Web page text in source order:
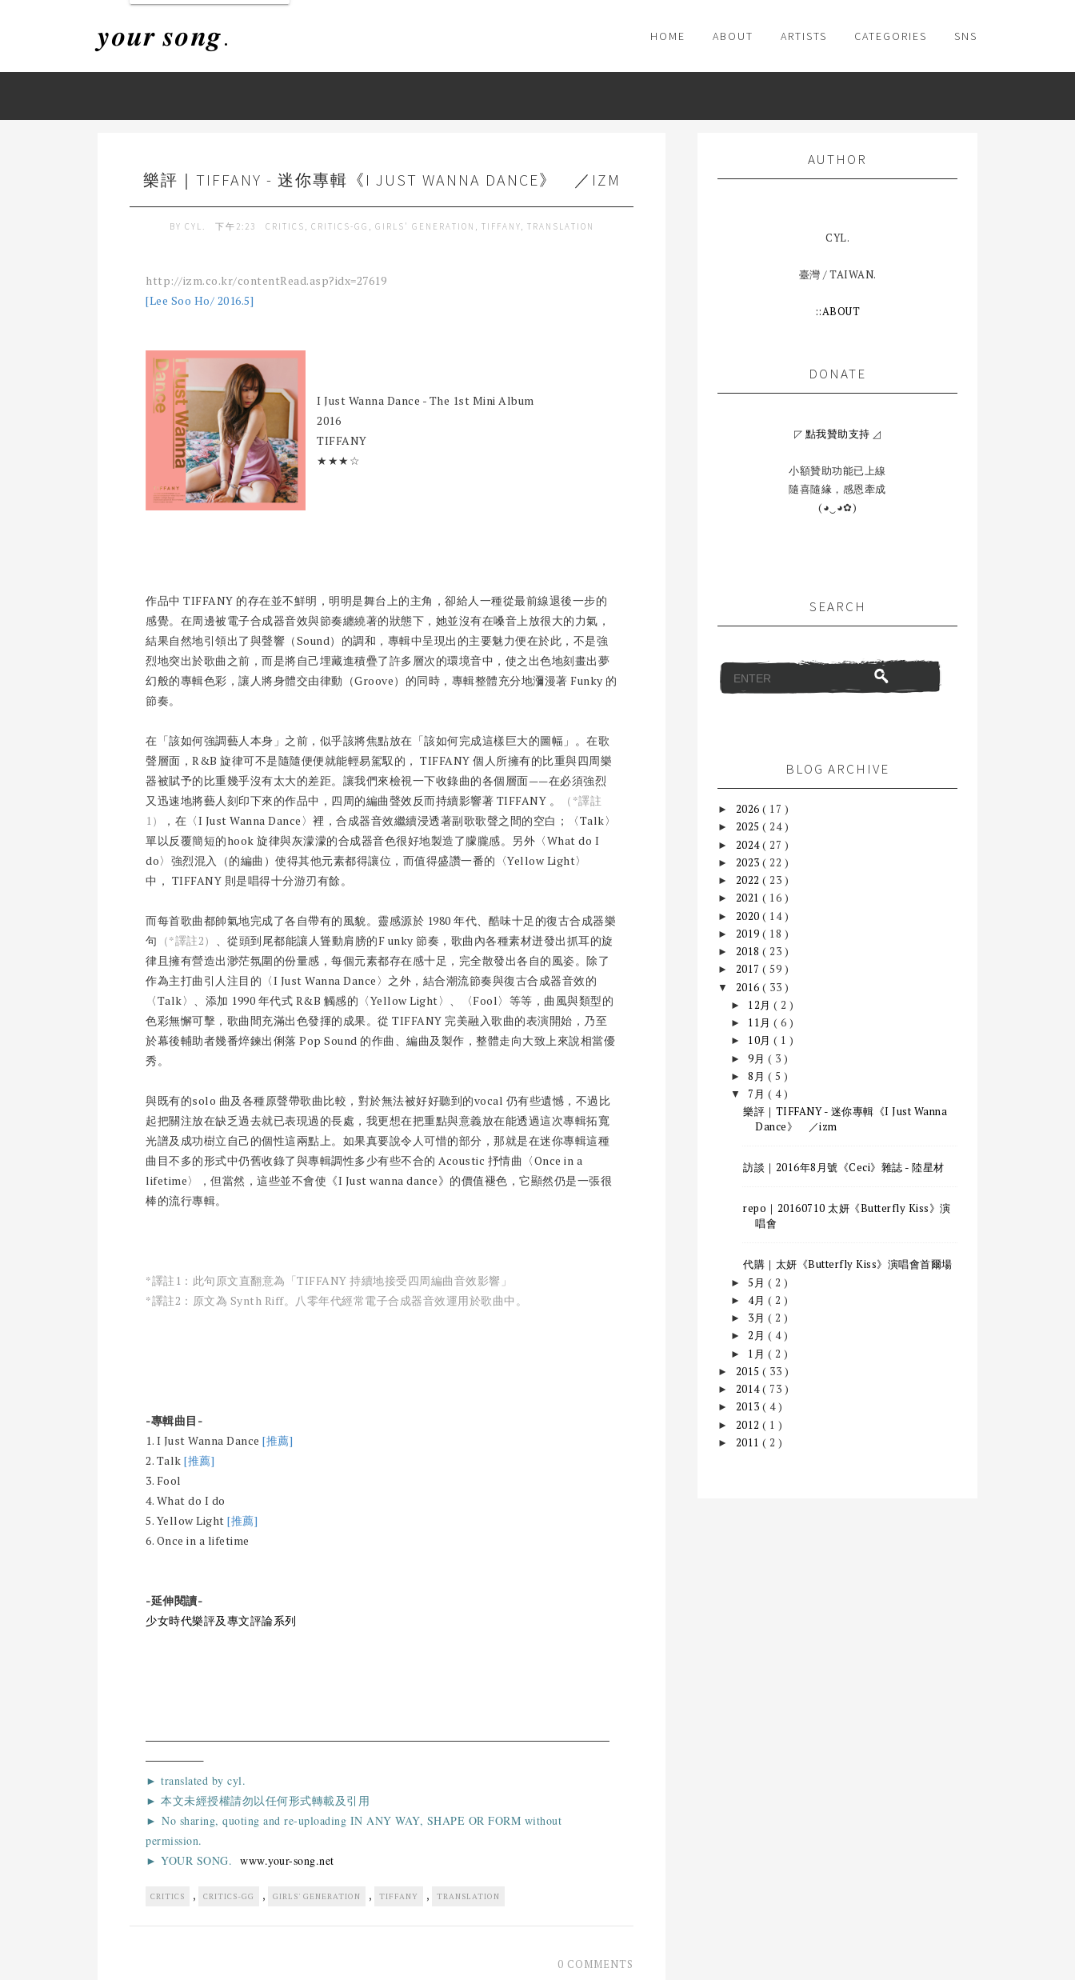
𝒚𝒐𝒖𝒓 𝒔𝒐𝒏𝒈. HOME ABOUT ARTISTS CATEGORIES SNS
樂評｜TIFFANY - 迷你專輯《I JUST WANNA DANCE》 ／IZM
BY CYL. 下午2:23 CRITICS , CRITICS-GG , GIRLS' GENERATION , TIFFANY, TRANSLATION
http://izm.co.kr/contentRead.asp?idx=27619
[Lee Soo Ho/ 2016.5]
I Just Wanna Dance - The 1st Mini Album
2016
TIFFANY
★★★☆
作品中 TIFFANY 的存在並不鮮明，明明是舞台上的主角，卻給人一種從最前線退後一步的
感覺。在周邊被電子合成器音效與節奏纏繞著的狀態下，她並沒有在嗓音上放很大的力氣，
結果自然地引領出了與聲響（Sound）的調和，專輯中呈現出的主要魅力便在於此，不是強
烈地突出於歌曲之前，而是將自己埋藏進積疊了許多層次的環境音中，使之出色地刻畫出夢
幻般的專輯色彩，讓人將身體交由律動（Groove）的同時，專輯整體充分地瀰漫著 Funky 的
節奏。
在「該如何強調藝人本身」之前，似乎該將焦點放在「該如何完成這樣巨大的圖幅」。在歌
聲層面，R&B 旋律可不是隨隨便便就能輕易駕馭的， TIFFANY 個人所擁有的比重與四周樂
器被賦予的比重幾乎沒有太大的差距。讓我們來檢視一下收錄曲的各個層面——在必須強烈
又迅速地將藝人刻印下來的作品中，四周的編曲聲效反而持續影響著 TIFFANY 。
（*譯註
1）
，在〈I Just Wanna Dance〉裡，合成器音效繼續浸透著副歌歌聲之間的空白；〈Talk〉
單以反覆簡短的hook 旋律與灰濛濛的合成器音色很好地製造了朦朧感。另外〈What do I
do〉強烈混入（的編曲）使得其他元素都得讓位，而值得盛讚一番的〈Yellow Light〉
中， TIFFANY 則是唱得十分游刃有餘。
而每首歌曲都帥氣地完成了各自帶有的風貌。靈感源於 1980 年代、酷味十足的復古合成器樂
句 （*譯註2） 、從頭到尾都能讓人聳動肩膀的F unky 節奏，歌曲內各種素材迸發出抓耳的旋
律且擁有營造出渺茫氛圍的份量感，每個元素都存在感十足，完全散發出各自的風姿。除了
作為主打曲引人注目的〈I Just Wanna Dance〉之外，結合潮流節奏與復古合成器音效的
〈Talk〉、添加 1990 年代式 R&B 觸感的〈Yellow Light〉、〈Fool〉等等，曲風與類型的
色彩無懈可擊，歌曲間充滿出色發揮的成果。從 TIFFANY 完美融入歌曲的表演開始，乃至
於幕後輔助者幾番焠鍊出俐落 Pop Sound 的作曲、編曲及製作，整體走向大致上來說相當優
秀。
與既有的solo 曲及各種原聲帶歌曲比較，對於無法被好好聽到的vocal 仍有些遺憾，不過比
起把關注放在缺乏過去就已表現過的長處，我更想在把重點與意義放在能透過這次專輯拓寬
光譜及成功樹立自己的個性這兩點上。如果真要說令人可惜的部分，那就是在迷你專輯這種
曲目不多的形式中仍舊收錄了與專輯調性多少有些不合的 Acoustic 抒情曲〈Once in a
lifetime〉，但當然，這些並不會使《I Just wanna dance》的價值褪色，它顯然仍是一張很
棒的流行專輯。
*譯註1：此句原文直翻意為「TIFFANY 持續地接受四周編曲音效影響」
*譯註2： 原文為 Synth Riff。 八零年代經常電子合成器音效運用於歌曲中。
-專輯曲目-
1. I Just Wanna Dance [推薦]
2. Talk [推薦]
3. Fool
4. What do I do
5. Yellow Light [推薦]
6. Once in a lifetime
-延伸閱讀-
少女時代樂評及專文評論系列
► translated by cyl.
► 本文未經授權請勿以任何形式轉載及引用
► No sharing, quoting and re-uploading IN ANY WAY, SHAPE OR FORM without
permission.
► YOUR SONG. www.your-song.net
CRITICS , CRITICS-GG , GIRLS' GENERATION , TIFFANY , TRANSLATION
0 COMMENTS
AUTHOR
CYL.
臺灣 / TAIWAN.
::ABOUT
DONATE
◸ 點我贊助支持 ◿
小額贊助功能已上線
隨喜隨緣，感恩牽成
(◕‿◕✿)
SEARCH
BLOG ARCHIVE
► 2026 ( 17 )
► 2025 ( 24 )
► 2024( 27 )
► 2023 ( 22 )
► 2022 ( 23 )
► 2021 ( 16 )
► 2020 ( 14 )
► 2019 ( 18 )
► 2018 ( 23 )
► 2017 ( 59 )
▼ 2016 ( 33 )
► 12月( 2 )
► 11月( 6 )
► 10月( 1 )
►9月 ( 3 )
►8月 ( 5 )
▼ 7月 ( 4 )
樂評｜TIFFANY - 迷你專輯《I Just Wanna
Dance》 ／izm
訪談｜2016年8月號《Ceci》雜誌 - 陸星材
repo｜20160710 太妍《Butterfly Kiss》演
唱會
代購｜太妍《Butterfly Kiss》演唱會首爾場
► 5月 ( 2 )
►4月 ( 2 )
► 3月 ( 2 )
►2月 ( 4 )
► 1月 ( 2 )
► 2015 ( 33 )
► 2014( 73 )
► 2013 ( 4 )
► 2012 ( 1 )
► 2011 ( 2 )